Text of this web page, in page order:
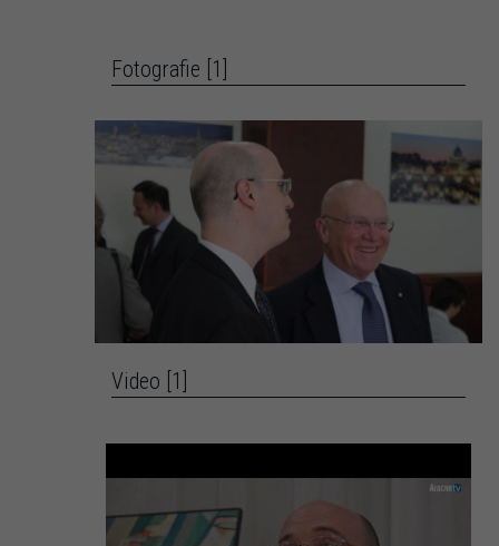
Fotografie [1]
Video [1]